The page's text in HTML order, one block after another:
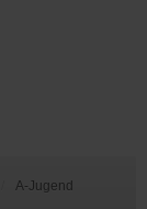
A-Jugend